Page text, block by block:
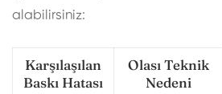
alabilirsiniz:
Karşılaşılan
Baskı Hatası
Olası Teknik
Nedeni